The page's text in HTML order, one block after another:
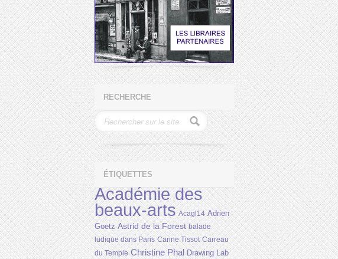
RECHERCHE
ÉTIQUETTES
Académie des
beaux-arts Acagl14 Adrien
Goetz Astrid de la Forest balade
ludique dans Paris Carine Tissot Carreau
du Temple Christine Phal Drawing Lab